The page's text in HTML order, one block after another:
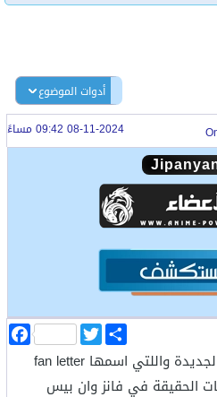
أدوات الموضوع
08-11-2024 09:42 مساءً
a
c
b
T
w
i
ن
ش
الحلقة الخاصة من one piece الجديدة واللتي اسمها fan letter
الحقيقة في فانز وان بيس